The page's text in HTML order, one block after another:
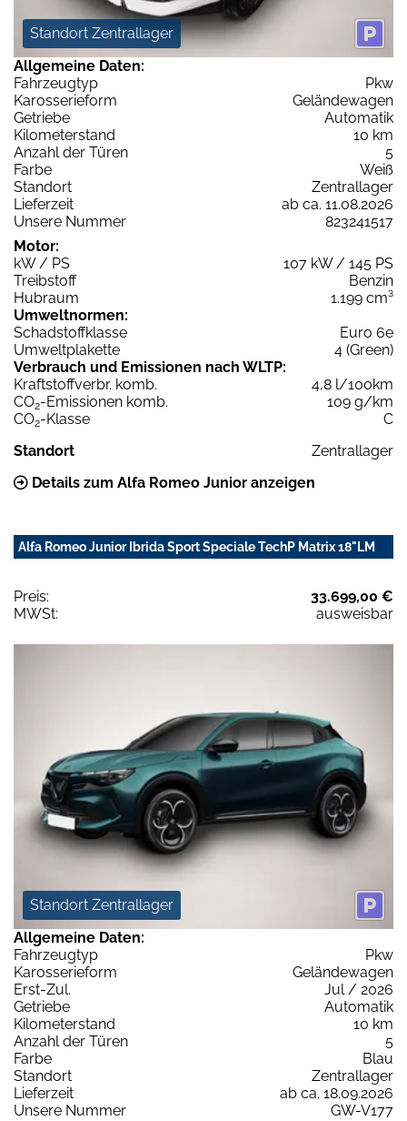
Standort Zentrallager
Allgemeine Daten:
Fahrzeugtyp
Pkw
Karosserieform
Geländewagen
Getriebe
Automatik
Kilometerstand
10 km
Anzahl der Türen
5
Farbe
Weiß
Standort
Zentrallager
Lieferzeit
ab ca. 11.08.2026
Unsere Nummer
823241517
Motor:
kW / PS
107 kW / 145 PS
Treibstoff
Benzin
Hubraum
1.199 cm³
Umweltnormen:
Schadstoffklasse
Euro 6e
Umweltplakette
4 (Green)
Verbrauch und Emissionen nach WLTP:
Kraftstoffverbr. komb.
4,8 l/100km
CO2-Emissionen komb.
109 g/km
CO2-Klasse
C
Standort
Zentrallager
Details zum Alfa Romeo Junior anzeigen
Alfa Romeo Junior Ibrida Sport Speciale TechP Matrix 18"LM
Preis:
33.699,00 €
MWSt:
ausweisbar
Standort Zentrallager
Allgemeine Daten:
Fahrzeugtyp
Pkw
Karosserieform
Geländewagen
Erst-Zul.
Jul / 2026
Getriebe
Automatik
Kilometerstand
10 km
Anzahl der Türen
5
Farbe
Blau
Standort
Zentrallager
Lieferzeit
ab ca. 18.09.2026
Unsere Nummer
GW-V177